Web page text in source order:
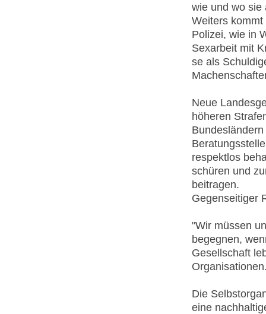
wie und wo sie
Weiters
Polizei, wie in
Sexarbeit mit
se als
Neue
höheren
respektlos
schüren und
beitragen.
Gegenseitiger
"Wir müssen
begegnen,
Gesellschaft
Die
eine